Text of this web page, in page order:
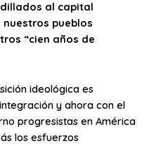
al capital
pueblos
“cien años de
ideológica es
y ahora con el
progresistas en América
los esfuerzos